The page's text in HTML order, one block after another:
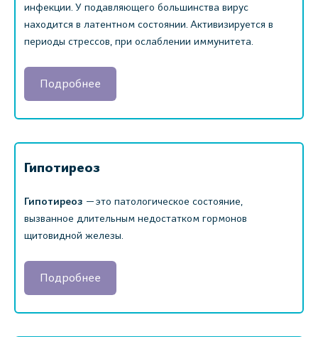
инфекции. У подавляющего большинства вирус
находится в латентном состоянии. Активизируется в
периоды стрессов, при ослаблении иммунитета.
Подробнее
Гипотиреоз
Гипотиреоз — это патологическое состояние,
вызванное длительным недостатком гормонов
щитовидной железы.
Подробнее